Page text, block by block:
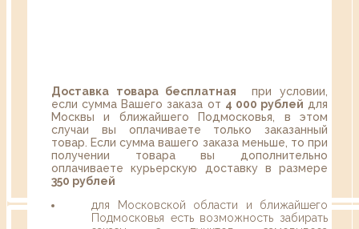
Доставка товара бесплатная при условии,
если сумма Вашего заказа от 4 000 рублей для
Москвы и ближайшего Подмосковья, в этом
случаи вы оплачиваете только заказанный
товар. Если сумма вашего заказа меньше, то при
получении товара вы дополнительно
оплачиваете курьерскую доставку в размере
350 рублей
для Московской области и ближайшего
Подмосковья есть возможность забирать